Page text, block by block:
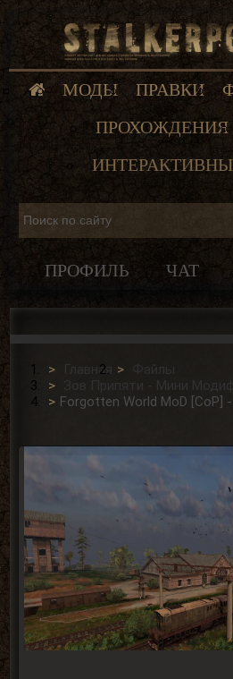
МОДЫ ПРАВКИ
ПРОХОЖДЕНИЯ
ПРОФИЛЬ ЧАТ
Главная
Файлы
Зов Припяти - Мини
Forgotten World MoD [CoP]